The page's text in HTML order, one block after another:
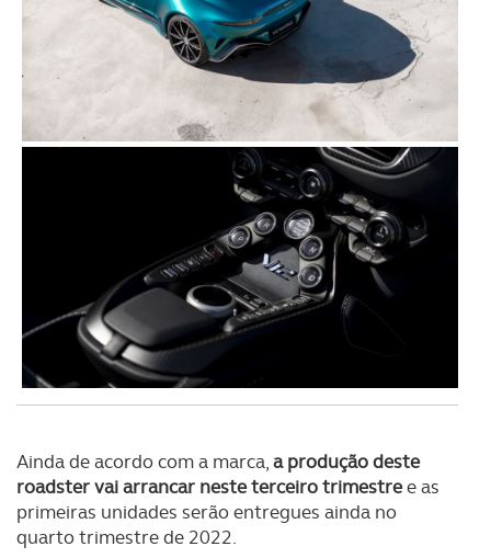
utilização do nosso site de publicidade e de análise, com
parceiros e organizações na UE e em países terceiros.
O ACP garantirá que as transferências internacionais de
dados pessoais serão realizadas apenas com o seu
consentimento e quando tal se afigure estritamente
necessário no contexto dos serviços a prestar.
Realçamos que o bloqueio de certo tipo de Cookies e
tecnologias similares pode ter impacto na sua
experiência de navegação no Website e nos serviços
disponibilizados.
Consulte a política de cookies do site.
Ainda de acordo com a marca,a produção deste
roadster vai arrancar neste terceiro trimestree as
primeiras unidades serão entregues ainda no
quarto trimestre de 2022.